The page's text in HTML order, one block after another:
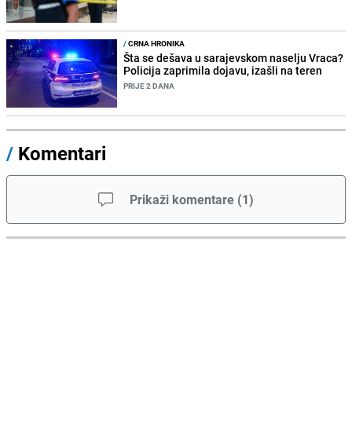
/CRNA HRONIKA
Šta se dešava u sarajevskom naselju Vraca?
Policija zaprimila dojavu, izašli na teren
PRIJE 2 DANA
/ Komentari
Prikaži komentare (1)